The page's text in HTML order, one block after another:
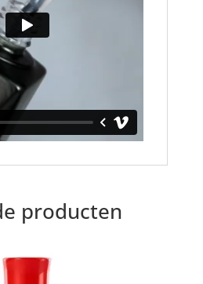
producten